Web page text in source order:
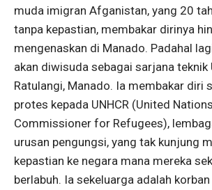
muda imigran Afganistan, yang 20
tanpa kepastian, membakar dirinya
mengenaskan di Manado. Padahal
akan diwisuda sebagai sarjana teknik
Ratulangi, Manado. Ia membakar diri
protes kepada UNHCR (United
Commissioner for Refugees),
urusan pengungsi, yang tak kunjung
kepastian ke negara mana mereka
berlabuh. Ia sekeluarga adalah